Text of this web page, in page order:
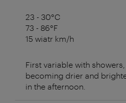
23 - 30°C
73 - 86°F
15 wiatr km/h
First variable with showers,
becoming drier and
in the afternoon.